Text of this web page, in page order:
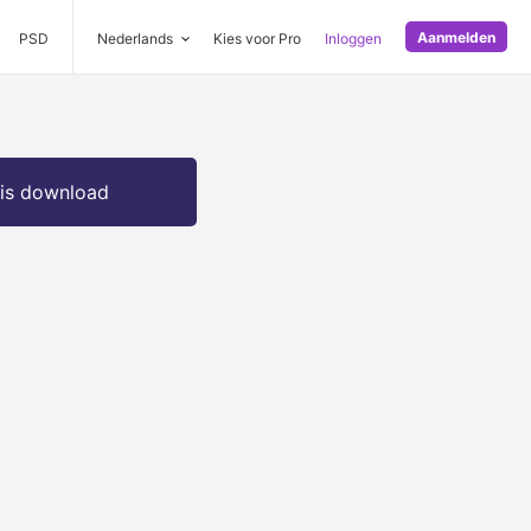
PSD Nederlands Kies voor Pro Inloggen Aanmelden
download